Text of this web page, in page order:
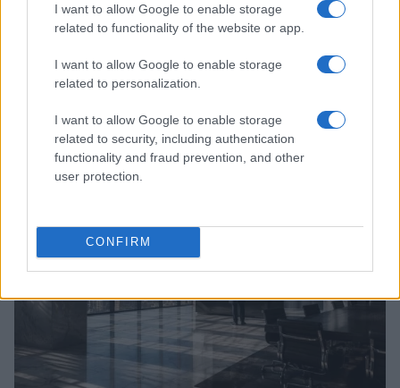
I want to allow Google to enable storage
related to functionality of the website or app.
I want to allow Google to enable storage
related to personalization.
I want to allow Google to enable storage
related to security, including authentication
functionality and fraud prevention, and other
user protection.
CONFIRM
Retiradas da caderneta de poupança superam depósitos em R$
7,152 bilhões
Beatriz Almeida · 7 ago 2026